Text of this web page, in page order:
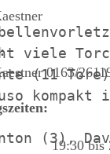
(11
0163/
19:30 bis